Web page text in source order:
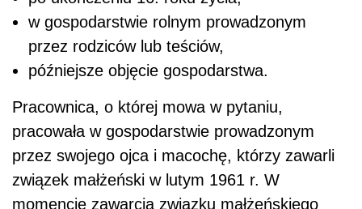
w gospodarstwie rolnym prowadzonym
przez rodziców lub teściów,
późniejsze objęcie gospodarstwa.
Pracownica, o której mowa w pytaniu,
pracowała w gospodarstwie prowadzonym
przez swojego ojca i macochę, którzy zawarli
związek małżeński w lutym 1961 r. W
momencie zawarcia związku małżeńskiego